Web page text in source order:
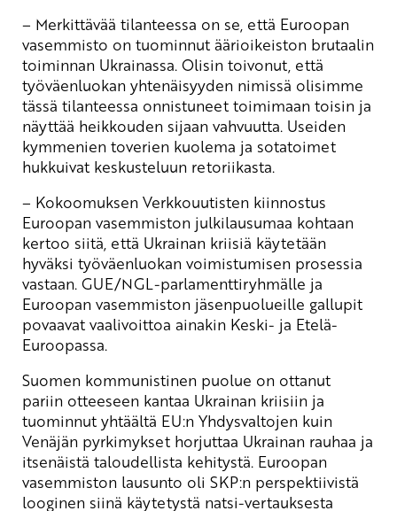
– Merkittävää tilanteessa on se, että Euroopan
vasemmisto on tuominnut äärioikeiston brutaalin
toiminnan Ukrainassa. Olisin toivonut, että
työväenluokan yhtenäisyyden nimissä olisimme
tässä tilanteessa onnistuneet toimimaan toisin ja
näyttää heikkouden sijaan vahvuutta. Useiden
kymmenien toverien kuolema ja sotatoimet
hukkuivat keskusteluun retoriikasta.
– Kokoomuksen Verkkouutisten kiinnostus
Euroopan vasemmiston julkilausumaa kohtaan
kertoo siitä, että Ukrainan kriisiä käytetään
hyväksi työväenluokan voimistumisen prosessia
vastaan. GUE/NGL-parlamenttiryhmälle ja
Euroopan vasemmiston jäsenpuolueille gallupit
povaavat vaalivoittoa ainakin Keski- ja Etelä-
Euroopassa.
Suomen kommunistinen puolue on ottanut
pariin otteeseen kantaa Ukrainan kriisiin ja
tuominnut yhtäältä EU:n Yhdysvaltojen kuin
Venäjän pyrkimykset horjuttaa Ukrainan rauhaa ja
itsenäistä taloudellista kehitystä. Euroopan
vasemmiston lausunto oli SKP:n perspektiivistä
looginen siinä käytetystä natsi-vertauksesta